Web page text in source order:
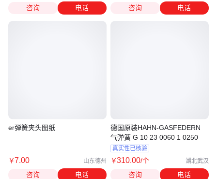
咨询 电话
er弹簧夹头图纸
￥7.00 山东德州
咨询 电话
咨询 电话
德国原装HAHN-GASFEDERN
气弹簧 G 10 23 0060 1 0250
真实性已核验
￥310.00/个 湖北武汉
咨询 电话